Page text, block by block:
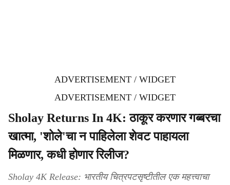
ADVERTISEMENT / WIDGET
ADVERTISEMENT / WIDGET
Sholay Returns In 4K: ठाकूर करणार गब्बरचा
खात्मा, 'शोले'चा न पाहिलेला शेवट पाहायला
मिळणार, कधी होणार रिलीज?
Sholay 4K Release: भारतीय चित्रपटसृष्टीतील एक महत्त्वाचा